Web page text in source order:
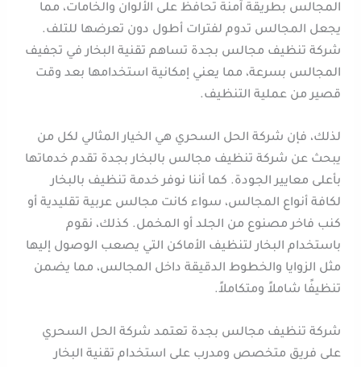
المجالس بطريقة آمنة تحافظ على الألوان والخامات، مما
يجعل المجالس تدوم لفترات أطول دون تعرضها للتلف.
شركة تنظيف مجالس بجدة تساهم تقنية البخار في تجفيف
المجالس بسرعة، مما يعني إمكانية استخدامها بعد وقت
قصير من عملية التنظيف.
لذلك، فإن شركة الحل السحري هي الخيار المثالي لكل من
يبحث عن شركة تنظيف مجالس بالبخار بجدة تقدم خدماتها
بأعلى معايير الجودة. كما أننا نوفر خدمة تنظيف بالبخار
لكافة أنواع المجالس، سواء كانت مجالس عربية تقليدية أو
كنب فاخر مصنوع من الجلد أو المخمل. كذلك، نقوم
باستخدام البخار لتنظيف الأماكن التي يصعب الوصول إليها
مثل الزوايا والخطوط الدقيقة داخل المجالس، مما يضمن
تنظيفًا شاملاً ومتكاملاً.
شركة تنظيف مجالس بجدة تعتمد شركة الحل السحري
على فريق متخصص ومدرب على استخدام تقنية البخار